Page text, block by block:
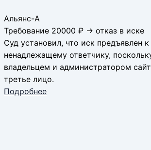
Альянс-А
Требование 20000 ₽ → отказ в иске
Суд установил, что иск предъявлен к
ненадлежащему ответчику,
владельцем и администратором
третье лицо.
Подробнее